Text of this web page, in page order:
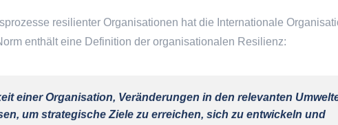
resilienter Organisationen hat die Internationale
enthält eine Definition der organisationalen Resilienz:
einer Organisation, Veränderungen in den relevanten
um strategische Ziele zu erreichen, sich zu entwickeln und